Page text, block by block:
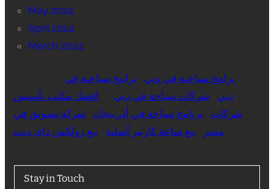
May 2024
April 2024
March 2024
برامج سياحية في دبي
برامج سياحية في
دبي
شركات سياحة في دبي
افضل مكتب تأسيس
شركات
برنامج سياحة في أذربيجان
شركة تسويق في
مصر
بيع ساعة كارتير أصلية بيع رولكس داي ديت
Stay in Touch